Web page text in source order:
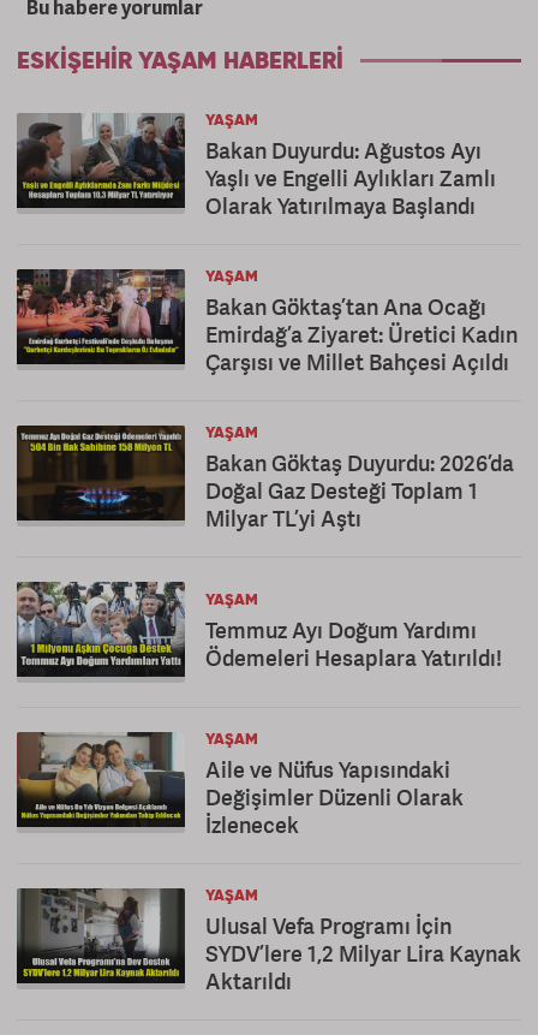
Bu habere yorumlar
ESKIŞEHIR YAŞAM HABERLERI
YAŞAM
Bakan Duyurdu: Ağustos Ayı
Yaşlı ve Engelli Aylıkları Zamlı
Olarak Yatırılmaya Başlandı
YAŞAM
Bakan Göktaş’tan Ana Ocağı
Emirdağ’a Ziyaret: Üretici Kadın
Çarşısı ve Millet Bahçesi Açıldı
YAŞAM
Bakan Göktaş Duyurdu: 2026’da
Doğal Gaz Desteği Toplam 1
Milyar TL’yi Aştı
YAŞAM
Temmuz Ayı Doğum Yardımı
Ödemeleri Hesaplara Yatırıldı!
YAŞAM
Aile ve Nüfus Yapısındaki
Değişimler Düzenli Olarak
İzlenecek
YAŞAM
Ulusal Vefa Programı İçin
SYDV’lere 1,2 Milyar Lira Kaynak
Aktarıldı